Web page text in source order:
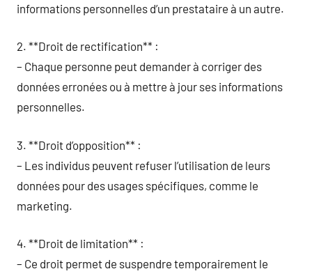
informations personnelles d’un prestataire à un autre.
2. **Droit de rectification** :
– Chaque personne peut demander à corriger des
données erronées ou à mettre à jour ses informations
personnelles.
3. **Droit d’opposition** :
– Les individus peuvent refuser l’utilisation de leurs
données pour des usages spécifiques, comme le
marketing.
4. **Droit de limitation** :
– Ce droit permet de suspendre temporairement le